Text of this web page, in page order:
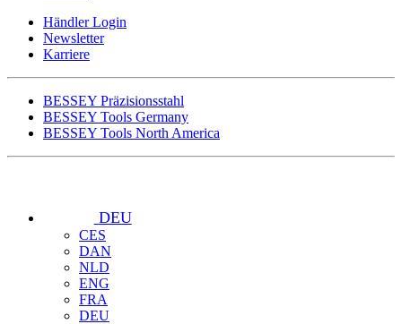
Händler Login
Newsletter
Karriere
BESSEY Präzisionsstahl
BESSEY Tools Germany
BESSEY Tools North America
DEU
CES
DAN
NLD
ENG
FRA
DEU